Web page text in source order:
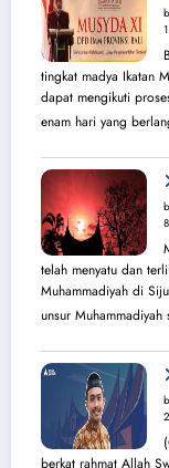
tingkat madya Ikatan
dapat mengikuti
enam hari yang
telah menyatu dan
Muhammadiyah di
unsur
berkat rahmat Allah